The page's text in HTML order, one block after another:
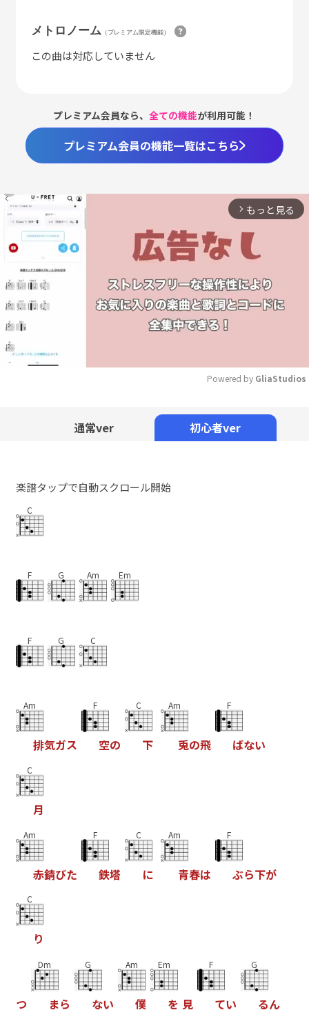
メトロノーム （プレミアム限定機能）
この曲は対応していません
プレミアム会員なら、全ての機能が利用可能！
プレミアム会員の機能一覧はこちら
arrow_forward_ios もっと見る
Powered by GliaStudios
通常ver 初心者ver
楽譜タップで自動スクロール開始
C
F G Am Em
F G C
Am
排気ガス
F
空の
C
下
Am
兎の飛
F
ばない
C
月
Am
赤錆びた
F
鉄塔
C
に
Am
青春は
F
ぶら下が
C
り
つ
Dm
まら
G
ない
Am
僕
Em
を 見
F
てい
G
るん